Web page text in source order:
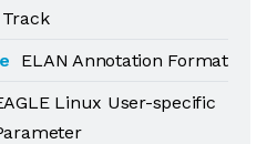
Track
ELAN Annotation Format
Linux User-specific